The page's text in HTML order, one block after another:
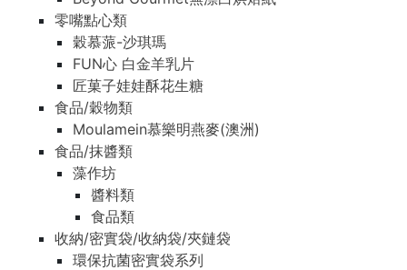
零嘴點心類
穀慕蒎-沙琪瑪
FUN心 白金羊乳片
匠菓子娃娃酥花生糖
食品/穀物類
Moulamein慕樂明燕麥(澳洲)
食品/抹醬類
藻作坊
醬料類
食品類
收納/密實袋/收納袋/夾鏈袋
環保抗菌密實袋系列